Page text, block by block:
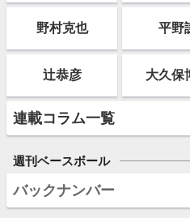
野村克也 平野
辻恭彦 大久保
連載コラム一覧
週刊ベースボール
バックナンバー